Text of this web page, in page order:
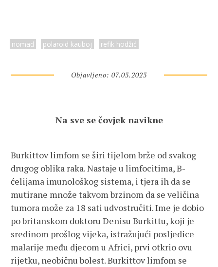
nomad polaroid kauboj refik hodžić
Objavljeno: 07.03.2023
Na sve se čovjek navikne
Burkittov limfom se širi tijelom brže od svakog
drugog oblika raka. Nastaje u limfocitima, B-
ćelijama imunološkog sistema, i tjera ih da se
mutirane množe takvom brzinom da se veličina
tumora može za 18 sati udvostručiti. Ime je dobio
po britanskom doktoru Denisu Burkittu, koji je
sredinom prošlog vijeka, istražujući posljedice
malarije među djecom u Africi, prvi otkrio ovu
rijetku, neobičnu bolest. Burkittov limfom se